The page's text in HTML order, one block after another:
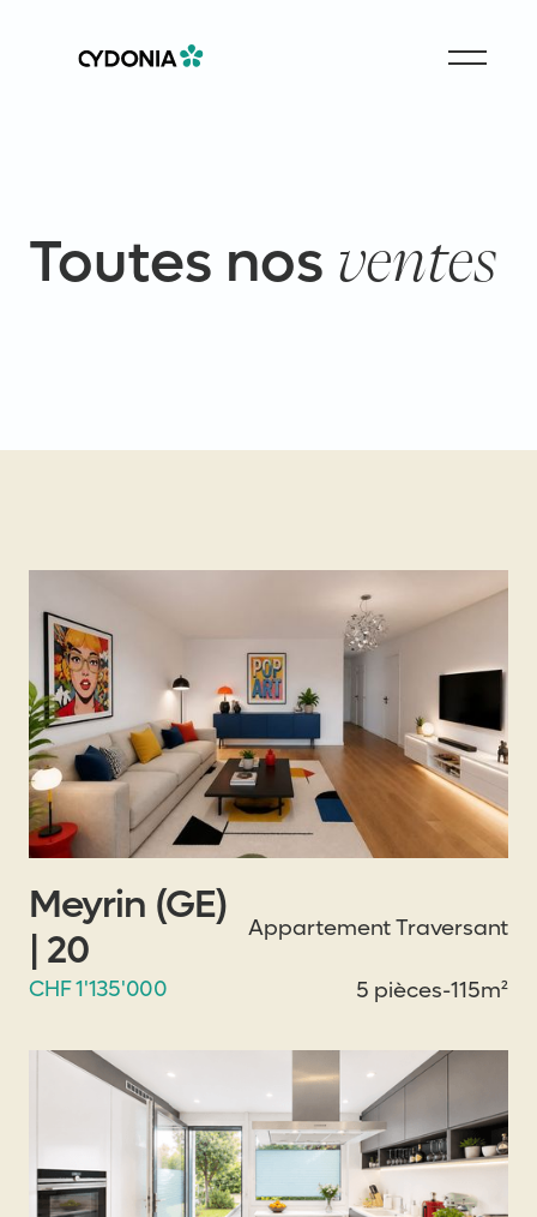
Toutes nos ventes
Meyrin (GE)
| 20
Appartement Traversant
CHF 1'135'000 5 pièces-115m²